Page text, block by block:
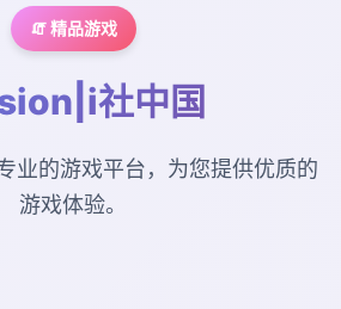
🧯 精品游戏
社中国
业的游戏平台，为您提供优质的
游戏体验。